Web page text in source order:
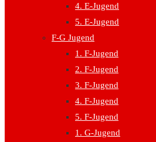
4. E-Jugend
5. E-Jugend
F-G Jugend
1. F-Jugend
2. F-Jugend
3. F-Jugend
4. F-Jugend
5. F-Jugend
1. G-Jugend